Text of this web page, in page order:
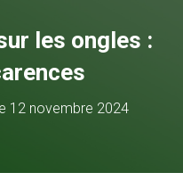
les ongles :
12 novembre 2024